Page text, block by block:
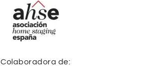
Colaboradora de: